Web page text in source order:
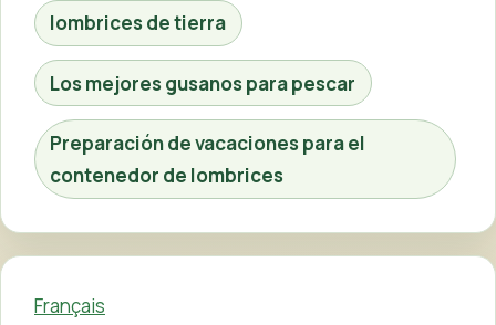
lombrices de tierra
Los mejores gusanos para pescar
Preparación de vacaciones para el
contenedor de lombrices
Français